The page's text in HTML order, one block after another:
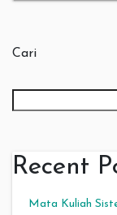
Cari
Recent
Mata Kuliah